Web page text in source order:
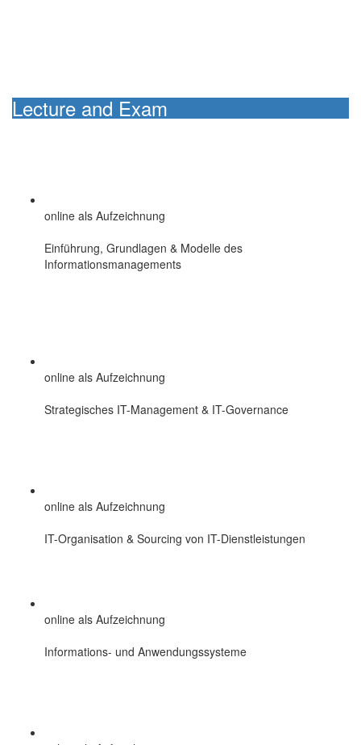
Lecture and Exam
online als Aufzeichnung
Einführung, Grundlagen & Modelle des
Informationsmanagements
online als Aufzeichnung
Strategisches IT-Management & IT-Governance
online als Aufzeichnung
IT-Organisation & Sourcing von IT-Dienstleistungen
online als Aufzeichnung
Informations- und Anwendungssysteme